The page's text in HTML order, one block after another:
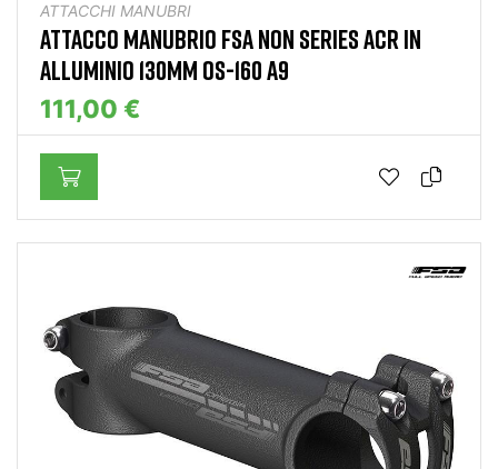
ATTACCHI MANUBRI
ATTACCO MANUBRIO FSA NON SERIES ACR IN
ALLUMINIO 130MM OS-160 A9
111,00 €